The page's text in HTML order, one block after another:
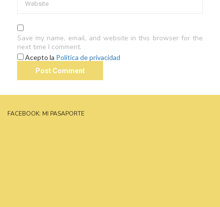
Save my name, email, and website in this browser for the
next time I comment.
Acepto la Política de privacidad
FACEBOOK: MI PASAPORTE